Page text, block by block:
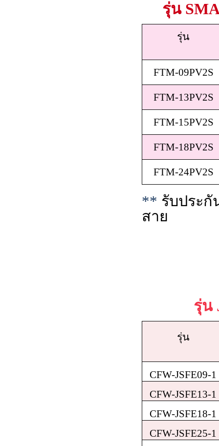
รุ่น
รุ่น
FTM-09PV2S
FTM-13PV2S
FTM-15PV2S
FTM-18PV2S
FTM-24PV2S
** รับประกั
สาย
รุ่น
รุ่น
CFW-JSFE09-1
CFW-JSFE13-1
CFW-JSFE18-1
CFW-JSFE25-1